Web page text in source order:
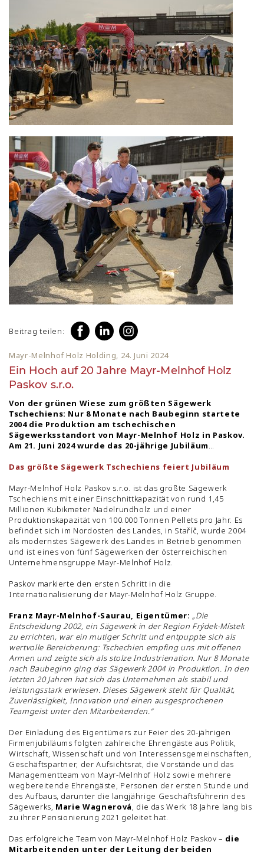
Beitrag teilen:
Mayr-Melnhof Holz Holding, 24. Juni 2024
Ein Hoch auf 20 Jahre Mayr-Melnhof Holz
Paskov s.r.o.
Von der grünen Wiese zum größten Sägewerk
Tschechiens: Nur 8 Monate nach Baubeginn startete
2004 die Produktion am tschechischen
Sägewerksstandort von Mayr-Melnhof Holz in Paskov.
Am 21. Juni 2024 wurde das 20-jährige Jubiläum
Das größte Sägewerk Tschechiens feiert Jubiläum
Mayr-Melnhof Holz Paskov s.r.o. ist das größte Sägewerk
Tschechiens mit einer Einschnittkapazität von rund 1,45
Millionen Kubikmeter Nadelrundholz und einer
Produktionskapazität von 100.000 Tonnen Pellets pro Jahr. Es
befindet sich im Nordosten des Landes, in Staříč, wurde 2004
als modernstes Sägewerk des Landes in Betrieb genommen
und ist eines von fünf Sägewerken der österreichischen
Unternehmensgruppe Mayr-Melnhof Holz.
Paskov markierte den ersten Schritt in die
Internationalisierung der Mayr-Melnhof Holz Gruppe.
Franz Mayr-Melnhof-Saurau, Eigentümer: „Die
Entscheidung 2002, ein Sägewerk in der Region Frýdek-Místek
zu errichten, war ein mutiger Schritt und entpuppte sich als
wertvolle Bereicherung: Tschechien empfing uns mit offenen
Armen und zeigte sich als stolze Industrienation. Nur 8 Monate
nach Baubeginn ging das Sägewerk 2004 in Produktion. In den
letzten 20 Jahren hat sich das Unternehmen als stabil und
leistungsstark erwiesen. Dieses Sägewerk steht für Qualität,
Zuverlässigkeit, Innovation und einen ausgesprochenen
Teamgeist unter den Mitarbeitenden.“
Der Einladung des Eigentümers zur Feier des 20-jährigen
Firmenjubiläums folgten zahlreiche Ehrengäste aus Politik,
Wirtschaft, Wissenschaft und von Interessensgemeinschaften,
Geschäftspartner, der Aufsichtsrat, die Vorstände und das
Managementteam von Mayr-Melnhof Holz sowie mehrere
wegbereitende Ehrengäste, Personen der ersten Stunde und
des Aufbaus, darunter die langjährige Geschäftsführerin des
Sägewerks, Marie Wagnerová, die das Werk 18 Jahre lang bis
zu ihrer Pensionierung 2021 geleitet hat.
Das erfolgreiche Team von Mayr-Melnhof Holz Paskov – die
Mitarbeitenden unter der Leitung der beiden